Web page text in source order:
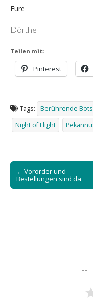
Eure
Dörthe
Teilen mit:
Pinterest
Tags: Berührende
Night of Flight
Post
navigation
← Vororder und
Bestellungen sind da